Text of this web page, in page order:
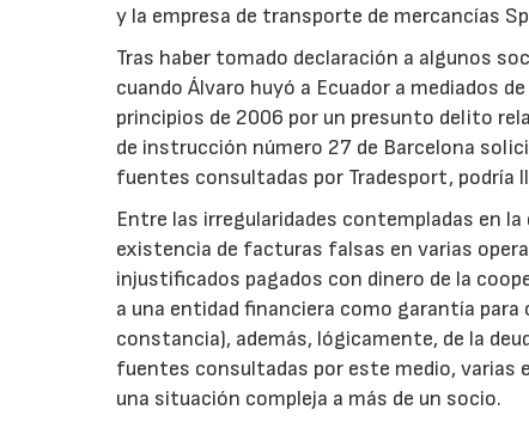
y la empresa de transporte de mercancías
Tras haber tomado declaración a algunos
cuando Álvaro huyó a Ecuador a mediados
principios de 2006 por un presunto delito
de instrucción número 27 de Barcelona
fuentes consultadas por Tradesport, podría
Entre las irregularidades contempladas en
existencia de facturas falsas en varias
injustificados pagados con dinero de la
a una entidad financiera como garantía
constancia), además, lógicamente, de la
fuentes consultadas por este medio, varias
una situación compleja a más de un socio.